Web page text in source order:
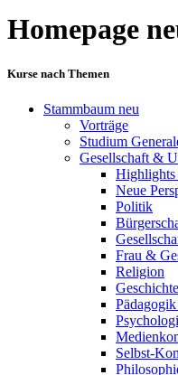
Homepage
Kurse nach Themen
Stammbaum neu
Vorträge
Studium
Gesellschaft &
Neue
Politik
Frau &
Religion
Geschichte
Selbst-